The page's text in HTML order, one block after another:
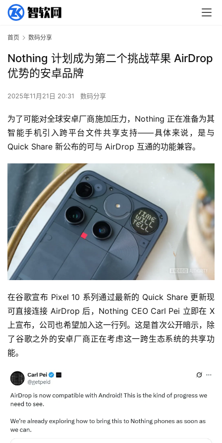
首页 数码分享
Nothing 计划成为第二个挑战苹果 AirDrop
优势的安卓品牌
2025年11月21日 20:31 数码分享
为了可能对全球安卓厂商施加压力，Nothing 正在准备为其
智能手机引入跨平台文件共享支持——具体来说，是与
Quick Share 新公布的可与 AirDrop 互通的功能兼容。
在谷歌宣布 Pixel 10 系列通过最新的 Quick Share 更新现
可直接连接 AirDrop 后，Nothing CEO Carl Pei 立即在 X
上宣布，公司也希望加入这一行列。这是首次公开暗示，除
了谷歌之外的安卓厂商正在考虑这一跨生态系统的共享功
能。